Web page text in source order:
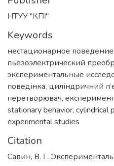
НТУУ "КПІ"
Keywords
нестационарное поведение,
пьезоэлектрический
экспериментальные
поведінка, циліндричний
перетворювач,
stationary behavior, cylindrical
experimental studies
Citation
Савин, В. Г.